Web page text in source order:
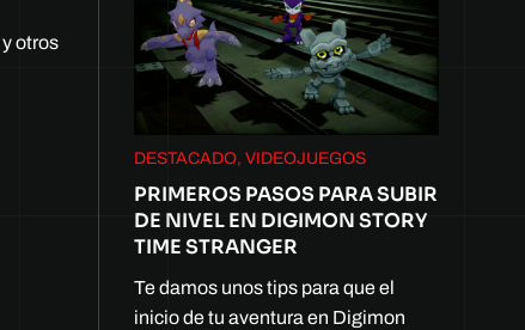
y otros
DESTACADO, VIDEOJUEGOS
PRIMEROS PASOS PARA SUBIR
DE NIVEL EN DIGIMON STORY
TIME STRANGER
Te damos unos tips para que el
inicio de tu aventura en Digimon